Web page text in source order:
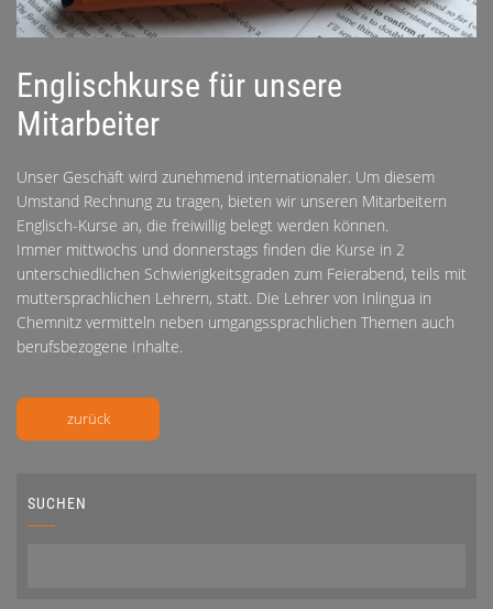
KONTAKT
Englischkurse für unsere
Mitarbeiter
Unser Geschäft wird zunehmend internationaler. Um diesem
Umstand Rechnung zu tragen, bieten wir unseren Mitarbeitern
Englisch-Kurse an, die freiwillig belegt werden können.
Immer mittwochs und donnerstags finden die Kurse in 2
unterschiedlichen Schwierigkeitsgraden zum Feierabend, teils mit
muttersprachlichen Lehrern, statt. Die Lehrer von Inlingua in
Chemnitz vermitteln neben umgangssprachlichen Themen auch
berufsbezogene Inhalte.
zurück
SUCHEN